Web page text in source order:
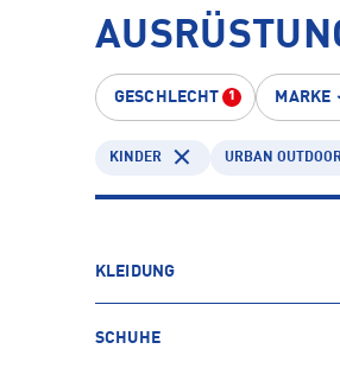
GESCHLECHT 1 MARKE
KINDER URBAN
KLEIDUNG
SCHUHE